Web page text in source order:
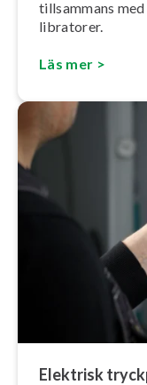
tillsammans
libra­to­rer.
Läs mer >
Elektrisk